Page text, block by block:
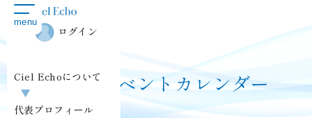
toggle
navigation
menu
ログイン
Ciel Echoについて
▼
代表プロフィール
講座・イベントカレンダー